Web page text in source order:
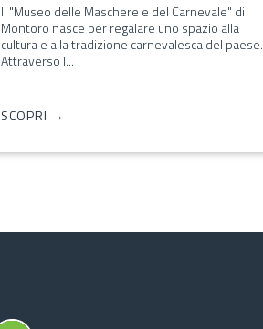
Il "Museo delle Maschere e del Carnevale" di
Montoro nasce per regalare uno spazio alla
cultura e alla tradizione carnevalesca del paese.
Attraverso l...
SCOPRI →